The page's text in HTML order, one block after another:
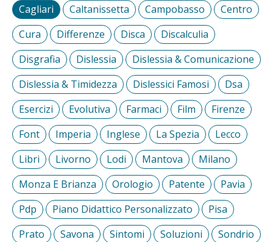
Cagliari
Caltanissetta Campobasso
Centro
Cura
Differenze Disca
Discalculia
Disgrafia
Dislessia
Dislessia & Comunicazione
Dislessia & Timidezza
Dislessici Famosi
Dsa
Esercizi
Evolutiva Farmaci Film
Firenze
Font
Imperia Inglese La Spezia
Lecco
Libri
Livorno Lodi Mantova
Milano
Monza E Brianza
Orologio Patente
Pavia
Pdp
Piano Didattico Personalizzato
Pisa
Prato
Savona Sintomi Soluzioni
Sondrio